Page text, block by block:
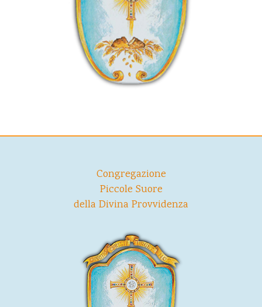
Congregazione
Piccole Suore
della Divina Provvidenza